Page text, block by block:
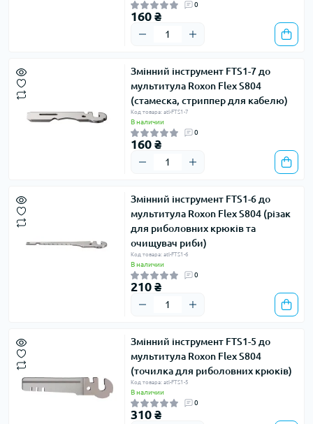
0
160 ₴
Змінний інструмент FTS1-7 до
мультитула Roxon Flex S804
(стамеска, стриппер для кабелю)
Код товара: atl-FTS1-7
В наличии
0
160 ₴
Змінний інструмент FTS1-6 до
мультитула Roxon Flex S804 (різак
для риболовних крюків та
очищувач риби)
Код товара: atl-FTS1-6
В наличии
0
210 ₴
Змінний інструмент FTS1-5 до
мультитула Roxon Flex S804
(точилка для риболовних крюків)
Код товара: atl-FTS1-5
В наличии
0
310 ₴